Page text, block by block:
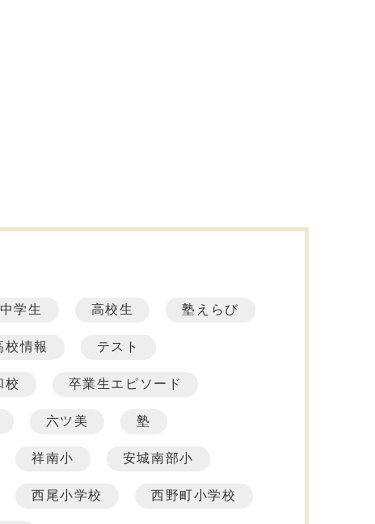
中学生 高校生 塾えらび
校情報 テスト
校 卒業生エピソード
六ツ美 塾
祥南小 安城南部小
西尾小学校 西野町小学校